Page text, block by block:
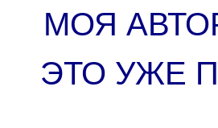
МОЯ
ЭТО УЖЕ